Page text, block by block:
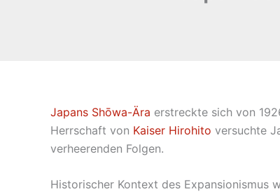
Japans Shōwa-Ära erstreckte sich von
Herrschaft von Kaiser Hirohito versuchte
verheerenden Folgen.
Historischer Kontext des Expansionismus